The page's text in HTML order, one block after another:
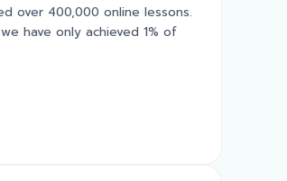
over 400,000 online lessons.
have only achieved 1% of